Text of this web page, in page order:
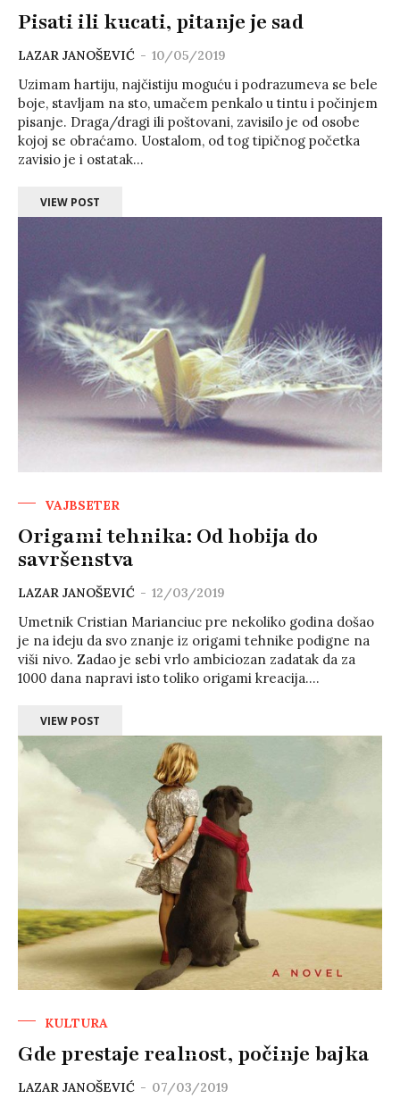
Pisati ili kucati, pitanje je sad
LAZAR JANOŠEVIĆ - 10/05/2019
Uzimam hartiju, najčistiju moguću i podrazumeva se bele
boje, stavljam na sto, umačem penkalo u tintu i počinjem
pisanje. Draga/dragi ili poštovani, zavisilo je od osobe
kojoj se obraćamo. Uostalom, od tog tipičnog početka
zavisio je i ostatak...
VIEW POST
VAJBSETER
Origami tehnika: Od hobija do
savršenstva
LAZAR JANOŠEVIĆ - 12/03/2019
Umetnik Cristian Marianciuc pre nekoliko godina došao
je na ideju da svo znanje iz origami tehnike podigne na
viši nivo. Zadao je sebi vrlo ambiciozan zadatak da za
1000 dana napravi isto toliko origami kreacija....
VIEW POST
KULTURA
Gde prestaje realnost, počinje bajka
LAZAR JANOŠEVIĆ - 07/03/2019